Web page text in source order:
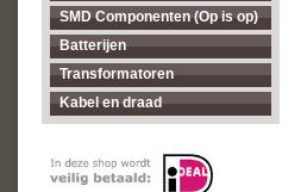
SMD Componenten (Op is op)
Batterijen
Transformatoren
Kabel en draad